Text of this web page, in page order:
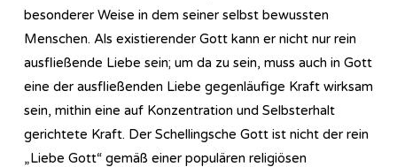
besonderer Weise in dem seiner selbst bewussten
Menschen. Als existierender Gott kann er nicht nur rein
ausfließende Liebe sein; um da zu sein, muss auch in Gott
eine der ausfließenden Liebe gegenläufige Kraft wirksam
sein, mithin eine auf Konzentration und Selbsterhalt
gerichtete Kraft. Der Schellingsche Gott ist nicht der rein
„Liebe Gott“ gemäß einer populären religiösen